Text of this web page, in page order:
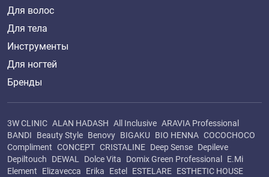
Для волос
Для тела
Инструменты
Для ногтей
Бренды
3W CLINIC ALAN HADASH All Inclusive ARAVIA Professional
BANDI
Beauty Style Benovy BIGAKU BIO HENNA COCOCHOCO
Compliment CONCEPT CRISTALINE Deep Sense Depileve
Depiltouch
DEWAL Dolce Vita Domix Green Professional
E.Mi
Element
Elizavecca Erika Estel ESTELARE ESTHETIC HOUSE